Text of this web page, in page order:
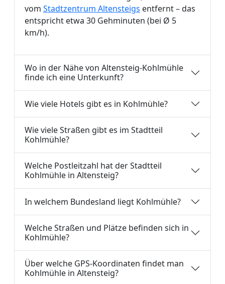
vom Stadtzentrum Altensteigs entfernt – das
entspricht etwa 30 Gehminuten (bei Ø 5
km/h).
Wo in der Nähe von Altensteig-Kohlmühle
finde ich eine Unterkunft?
Wie viele Hotels gibt es in Kohlmühle?
Wie viele Straßen gibt es im Stadtteil
Kohlmühle?
Welche Postleitzahl hat der Stadtteil
Kohlmühle in Altensteig?
In welchem Bundesland liegt Kohlmühle?
Welche Straßen und Plätze befinden sich in
Kohlmühle?
Über welche GPS-Koordinaten findet man
Kohlmühle in Altensteig?